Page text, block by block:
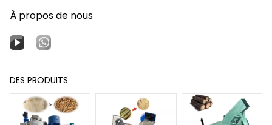
À propos de nous
DES PRODUITS